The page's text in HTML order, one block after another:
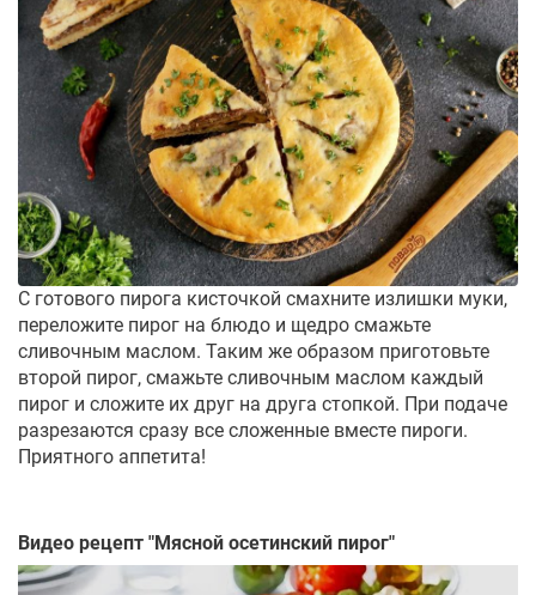
С готового пирога кисточкой смахните излишки муки,
переложите пирог на блюдо и щедро смажьте
сливочным маслом. Таким же образом приготовьте
второй пирог, смажьте сливочным маслом каждый
пирог и сложите их друг на друга стопкой. При подаче
разрезаются сразу все сложенные вместе пироги.
Приятного аппетита!
Видео рецепт "Мясной осетинский пирог"